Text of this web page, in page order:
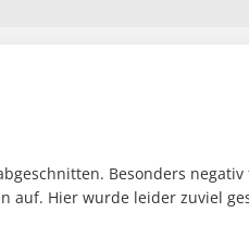
Besonders
auf. Hier wurde leider zuviel